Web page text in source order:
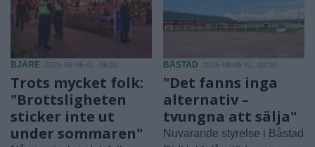
BJÄRE 2026-08-06 KL. 06:00
Trots mycket folk:
"Brottsligheten
sticker inte ut
under sommaren"
BÅSTAD 2026-08-05 KL. 09:00
"Det fanns inga
alternativ –
tvungna att sälja"
Nuvarande styrelse i Båstad